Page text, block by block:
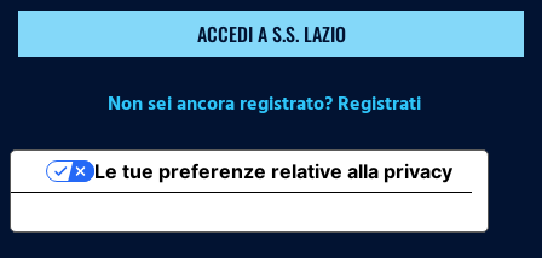
ACCEDI A S.S. LAZIO
Non sei ancora registrato? Registrati
Le tue preferenze relative alla privacy